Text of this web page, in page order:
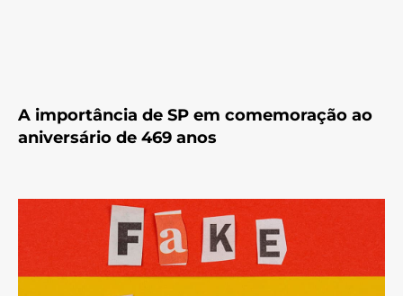
A importância de SP em comemoração ao
aniversário de 469 anos